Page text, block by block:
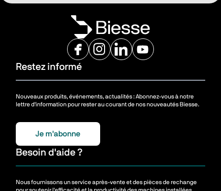
Restez informé
Nouveaux produits, événements, actualités : Abonnez-vous à notre
lettre d'information pour rester au courant de nos nouveautés Biesse.
Je m'abonne
Besoin d'aide ?
Nous fournissons un service après-vente et des pièces de rechange